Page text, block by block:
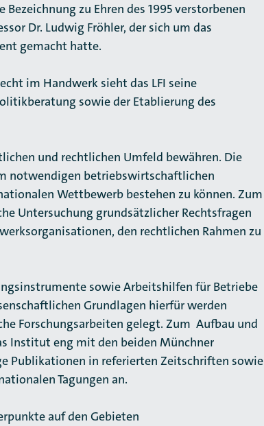
zu Ehren des 1995 verstorbenen
Dr. Ludwig Fröhler, der sich um das
gemacht hatte.
im Handwerk sieht das LFI seine
sowie der Etablierung des
und rechtlichen Umfeld bewähren. Die
notwendigen betriebswirtschaftlichen
Wettbewerb bestehen zu können. Zum
Untersuchung grundsätzlicher Rechtsfragen
den rechtlichen Rahmen zu
sowie Arbeitshilfen für Betriebe
Grundlagen hierfür werden
Forschungsarbeiten gelegt. Zum Aufbau und
Institut eng mit den beiden Münchner
Publikationen in referierten Zeitschriften sowie
Tagungen an.
auf den Gebieten